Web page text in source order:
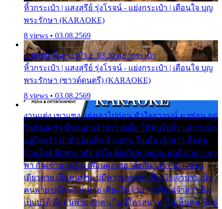
หิ้วกระเป๋า | แสงสุรีย์ รุ่งโรจน์ - แย่งกระเป๋า | เตือนใจ บุญ
พระรักษา (KARAOKE)
8 views • 03.08.2569
1. 00:00 หิ้วกระเป๋า 2. 03:30 แย่งกระเป๋า
หิ้วกระเป๋า | แสงสุรีย์ รุ่งโรจน์ - แย่งกระเป๋า | เตือนใจ บุญ
พระรักษา (ซาวด์ดนตรี) (KARAOKE)
8 views • 03.08.2569
งานแต่ง เขาแซง แย่งเอาไปก่อน หัวใจอาวรณ์ มาซ่อน อยู่
ในห้องครัว ข้างนอกเจ้าสาว ส่งยิ้ม ให้คนไปทั่ว แต่เรา เฝ้า
อยู่ในครัว ทำตัวเป็นเด็ก ล้างจาน ในเมื่อ เจ้าสาว คือคน
บ้านใกล้ พึ่งพาอาศัย จำใจ ต้องไปช่วยงาน พอถึงเวลา เขา
พา กันเข้าพาขวัญ เพื่อนฝูง เฮฮาดังลั่น แต่เราล้างจาน
เดียวดาย เป็นคนพ่าย บ่มีความหมาย เคียงใจเจ้าบ่าว เป็น
คนพ่าย บ่มีความหมาย เคียงใจเจ้าบ่าว เพื่อนเจ้าสาว ยัง
เป็นบ่ได้ คือคนพ่าย ฮักคน ไม่มีใครสน เขาไม่เห็นคน ที่อยู่